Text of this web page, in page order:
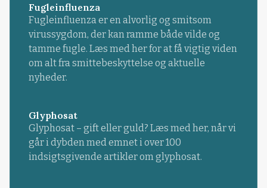
Fugleinfluenza
Fugleinfluenza er en alvorlig og smitsom
virussygdom, der kan ramme både vilde og
tamme fugle. Læs med her for at få vigtig viden
om alt fra smittebeskyttelse og aktuelle
nyheder.
Glyphosat
Glyphosat – gift eller guld? Læs med her, når vi
går i dybden med emnet i over 100
indsigtsgivende artikler om glyphosat.